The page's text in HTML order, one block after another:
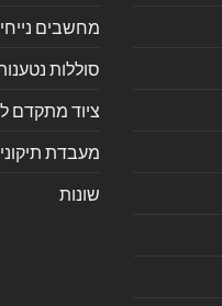
מחשבים
סוללות
ציוד מתקדם
מעבדת
שונות